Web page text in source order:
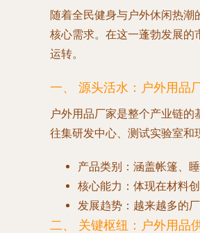
随着全民健身与户外休闲热
核心需求。在这一蓬勃发展
运转。
一、 源头活水：户外用品
户外用品厂家是整个产业链的
往集研发中心、测试实验室和
产品类别 ：涵盖帐篷、
核心能力 ：体现在材料
发展趋势 ：越来越多的
二、 关键枢纽：户外用品